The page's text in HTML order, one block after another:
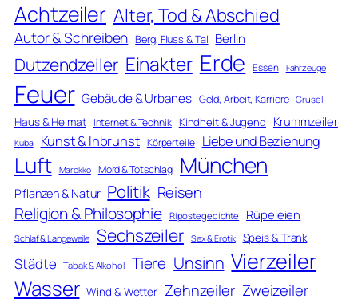
Achtzeiler Alter, Tod & Abschied
Autor & Schreiben Berg, Fluss & Tal Berlin
Dutzendzeiler Einakter Erde Essen Fahrzeuge
Feuer Gebäude & Urbanes Geld, Arbeit, Karriere Grusel
Haus & Heimat Internet & Technik Kindheit & Jugend Krummzeiler
Kuba Kunst & Inbrunst Körperteile Liebe und Beziehung
Luft Marokko Mord & Totschlag München
Pflanzen & Natur Politik Reisen
Religion & Philosophie Ripostegedichte Rüpeleien
Schlaf & Langeweile Sechszeiler Sex & Erotik Speis & Trank
Städte Tabak & Alkohol Tiere Unsinn Vierzeiler
Wasser Wind & Wetter Zehnzeiler Zweizeiler